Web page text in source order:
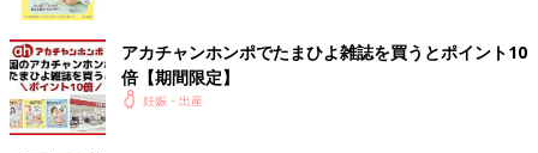
妊娠日数・生後日数に合わせて専門家のアドバイスを毎日お届
け。同じ出産月のママ同士で情報交換したり、励ましあったりで
きる「ルーム」や、写真だけでは伝わらない”できごと”を簡単に
記録できる「成長きろく」も大人気！
アカチャンホンポでたまひよ雑誌を買うとポイント10
倍【期間限定】
妊娠・出産